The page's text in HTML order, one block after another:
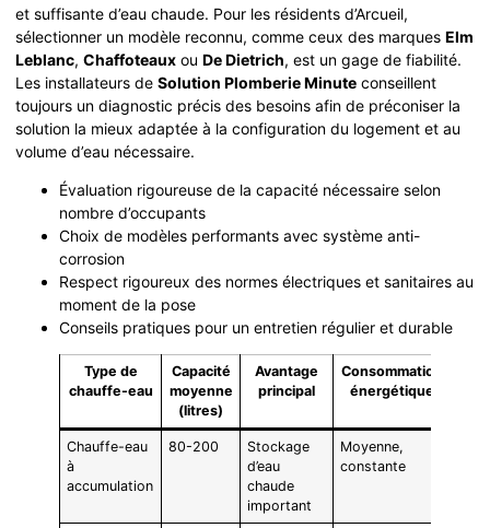
et suffisante d’eau chaude. Pour les résidents d’Arcueil,
sélectionner un modèle reconnu, comme ceux des marques Elm
Leblanc, Chaffoteaux ou De Dietrich, est un gage de fiabilité.
Les installateurs de Solution Plomberie Minute conseillent
toujours un diagnostic précis des besoins afin de préconiser la
solution la mieux adaptée à la configuration du logement et au
volume d’eau nécessaire.
Évaluation rigoureuse de la capacité nécessaire selon
nombre d’occupants
Choix de modèles performants avec système anti-
corrosion
Respect rigoureux des normes électriques et sanitaires au
moment de la pose
Conseils pratiques pour un entretien régulier et durable
Type de
chauffe-eau
Capacité
moyenne
(litres)
Avantage
principal
Consommation
énergétique
Chauffe-eau
à
accumulation
80-200
Stockage
d’eau
chaude
important
Moyenne,
constante